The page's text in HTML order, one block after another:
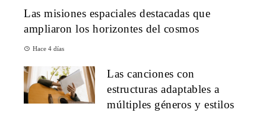
Las misiones espaciales destacadas que
ampliaron los horizontes del cosmos
Hace 4 días
Las canciones con
estructuras adaptables a
múltiples géneros y estilos